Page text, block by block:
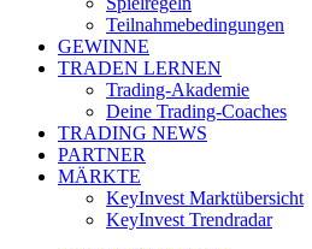
Teilnahmebedingungen
GEWINNE
TRADEN LERNEN
Trading-Akademie
Deine Trading-Coaches
TRADING NEWS
PARTNER
MÄRKTE
KeyInvest Marktübersicht
KeyInvest Trendradar